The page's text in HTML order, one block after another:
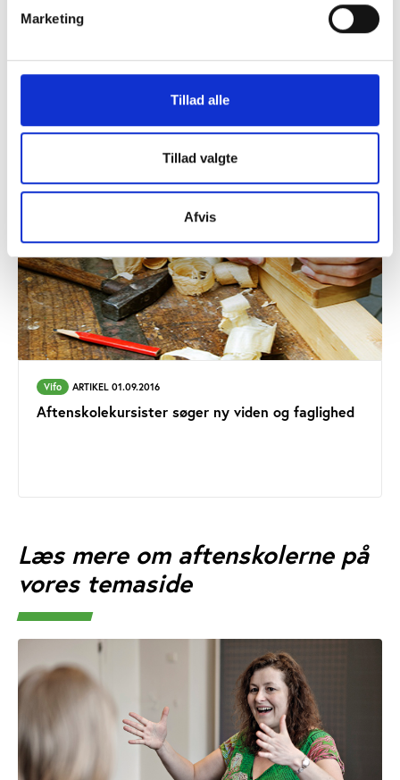
Marketing
Tillad alle
Tillad valgte
Afvis
ARTIKEL 15.08.2016
rolle
Vifo ARTIKEL 01.09.2016
Aftenskolekursister søger ny viden og faglighed
Læs mere om aftenskolerne på
vores temaside